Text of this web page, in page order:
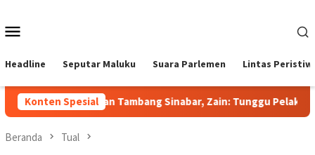
konten
Headline Seputar Maluku Suara Parlemen Lintas
Konten Spesial
Jawab Sorotan Tambang Sinabar, Zain: Tunggu
Beranda Tual